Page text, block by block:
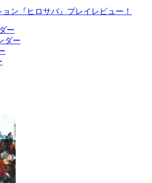
ン『ヒロサバ』プレイレビュー！
ー
ダー